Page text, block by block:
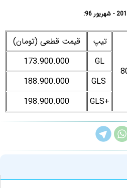
تیپ
قیمت قطعی (تومان)
GL
173.900.000
188.900.000
+GLS
198.900.000